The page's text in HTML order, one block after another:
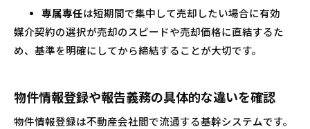
専属専任は短期間で集中して売却したい場合に有効
媒介契約の選択が売却のスピードや売却価格に直結するた
め、基準を明確にしてから締結することが大切です。
物件情報登録や報告義務の具体的な違いを確認
物件情報登録は不動産会社間で流通する基幹システムです。